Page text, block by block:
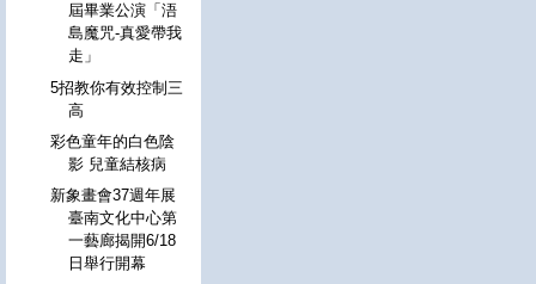
屆畢業公演「浯
島魔咒-真愛帶我
走」
5招教你有效控制三
高
彩色童年的白色陰
影 兒童結核病
新象畫會37週年展
臺南文化中心第
一藝廊揭開6/18
日舉行開幕